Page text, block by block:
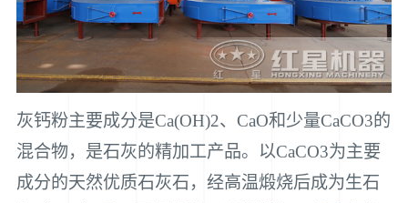
灰钙粉主要成分是Ca(OH)2、CaO和少量CaCO3的
混合物，是石灰的精加工产品。以CaCO3为主要
成分的天然优质石灰石，经高温煅烧后成为生石